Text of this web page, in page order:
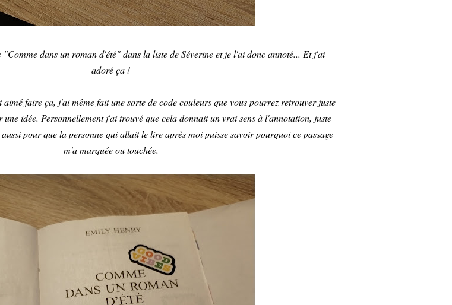
dans un roman d'été" dans la liste de Séverine et je l'ai donc annoté... Et j'ai
adoré ça !
faire ça, j'ai même fait une sorte de code couleurs que vous pourrez retrouver juste
une idée. Personnellement j'ai trouvé que cela donnait un vrai sens à l'annotation, juste
pour que la personne qui allait le lire après moi puisse savoir pourquoi ce passage
m'a marquée ou touchée.